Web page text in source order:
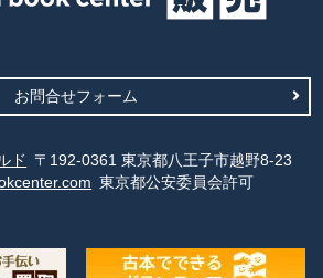
お問合せフォーム
ド
〒192-0361 東京都八王子市越野8-23
東京都公安委員会許可